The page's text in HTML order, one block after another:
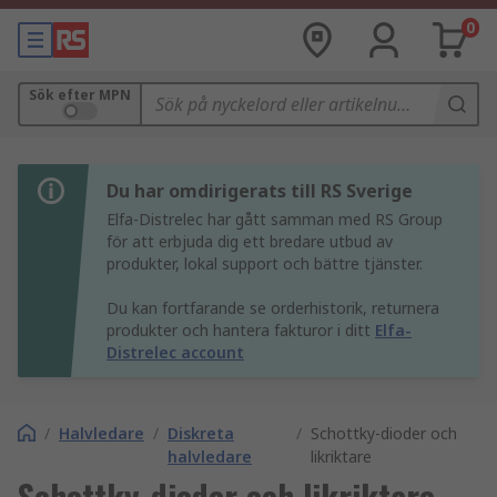
0
Sök efter MPN
Du har omdirigerats till RS Sverige
Elfa-Distrelec har gått samman med RS Group
för att erbjuda dig ett bredare utbud av
produkter, lokal support och bättre tjänster.
Du kan fortfarande se orderhistorik, returnera
produkter och hantera fakturor i ditt Elfa-
Distrelec account
/ Halvledare / Diskreta
halvledare
/ Schottky-dioder och
likriktare